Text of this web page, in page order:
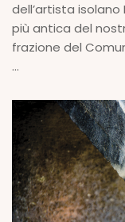
dell’artista
più antica del
frazione del
...